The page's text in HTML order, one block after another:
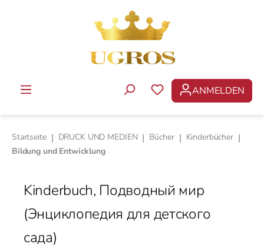
DU HAST 0
ANMELDEN
Startseite | DRUCK UND MEDIEN | Bücher | Kinderbücher |
Bildung und Entwicklung
Kinderbuch, Подводный мир
(Энциклопедия для детского
сада)